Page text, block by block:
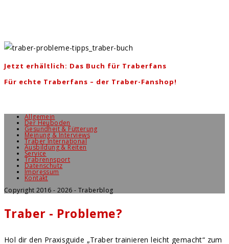
Jetzt erhältlich: Das Buch für Traberfans
Für echte Traberfans – der Traber-Fanshop!
Allgemein
Der Heuboden
Gesundheit & Fütterung
Meinung & Interviews
Traber International
Ausbildung & Reiten
Service
Trabrennsport
Datenschutz
Impressum
Kontakt
Copyright 2016 - 2026 - Traberblog
Traber - Probleme?
Hol dir den Praxisguide „Traber trainieren leicht gemacht“ zum